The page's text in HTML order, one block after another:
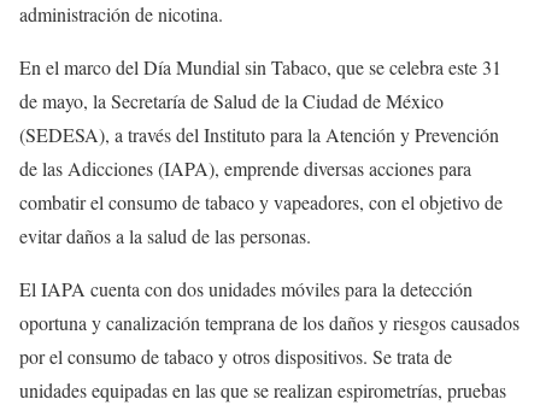
administración de nicotina.
En el marco del Día Mundial sin Tabaco, que se celebra este 31
de mayo, la Secretaría de Salud de la Ciudad de México
(SEDESA), a través del Instituto para la Atención y Prevención
de las Adicciones (IAPA), emprende diversas acciones para
combatir el consumo de tabaco y vapeadores, con el objetivo de
evitar daños a la salud de las personas.
El IAPA cuenta con dos unidades móviles para la detección
oportuna y canalización temprana de los daños y riesgos causados
por el consumo de tabaco y otros dispositivos. Se trata de
unidades equipadas en las que se realizan espirometrías, pruebas